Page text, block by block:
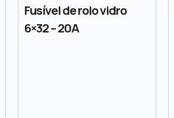
Fusível de rolo vidro
6×32 – 20A